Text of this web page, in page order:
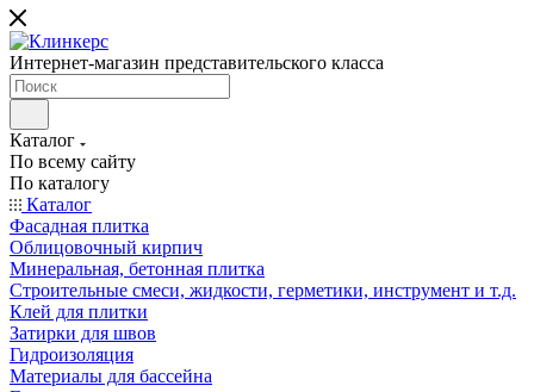
Интернет-магазин представительского класса
Каталог
По всему сайту
По каталогу
Каталог
Фасадная плитка
Облицовочный кирпич
Минеральная, бетонная плитка
Строительные смеси, жидкости, герметики, инструмент и т.д.
Клей для плитки
Затирки для швов
Гидроизоляция
Материалы для бассейна